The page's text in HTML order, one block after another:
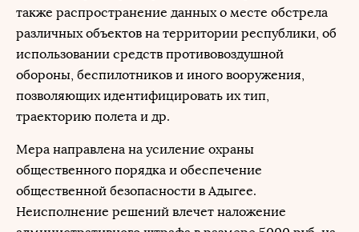
также распространение данных о месте обстрела
различных объектов на территории республики, об
использовании средств противовоздушной
обороны, беспилотников и иного вооружения,
позволяющих идентифицировать их тип,
траекторию полета и др.
Мера направлена на усиление охраны
общественного порядка и обеспечение
общественной безопасности в Адыгее.
Неисполнение решений влечет наложение